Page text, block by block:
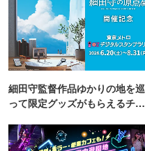
細田守監督作品ゆかりの地を巡
って限定グッズがもらえるチャ